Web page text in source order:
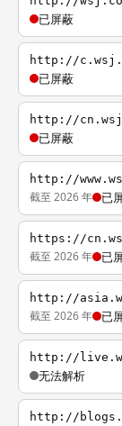
已屏蔽
http://
已屏蔽
http://
已屏蔽
http://
截至 2026 年 已
https://
截至 2026 年 已
http://
截至 2026 年 已
http://
无法解析
http://